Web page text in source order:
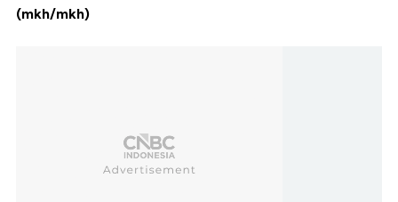
(mkh/mkh)